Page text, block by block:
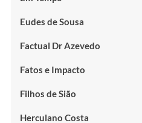
Eudes de Sousa
Factual Dr Azevedo
Fatos e Impacto
Filhos de Sião
Herculano Costa